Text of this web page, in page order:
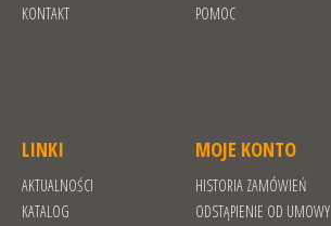
KONTAKT
POMOC
LINKI
AKTUALNOŚCI
KATALOG
MOJE KONTO
HISTORIA ZAMÓWIEŃ
ODSTĄPIENIE OD UMOWY